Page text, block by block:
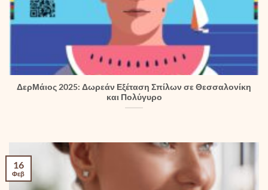
ΔερΜάιος 2025: Δωρεάν Εξέταση Σπίλων σε Θεσσαλονίκη
και Πολύγυρο
16
Φεβ